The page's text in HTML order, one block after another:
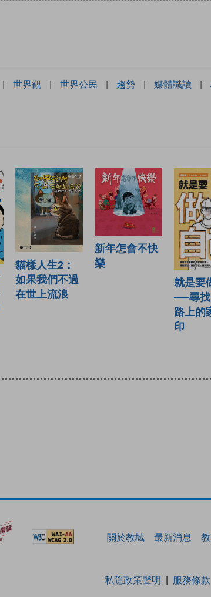
| 世界觀 | 世界公民 | 趨勢 | 媒體識讀 |
貓樣人生2：
如果我們不過
在世上流浪
新年怎會不快
樂
就是要
──尋
路上的
印
關於教城 最新消息
私隱政策聲明 服務條款